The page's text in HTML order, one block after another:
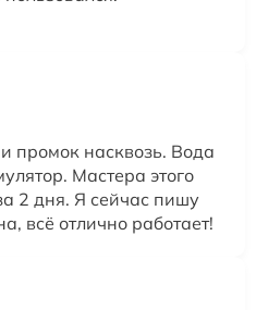
промок насквозь. Вода
Мастера этого
2 дня. Я сейчас пишу
всё отлично работает!